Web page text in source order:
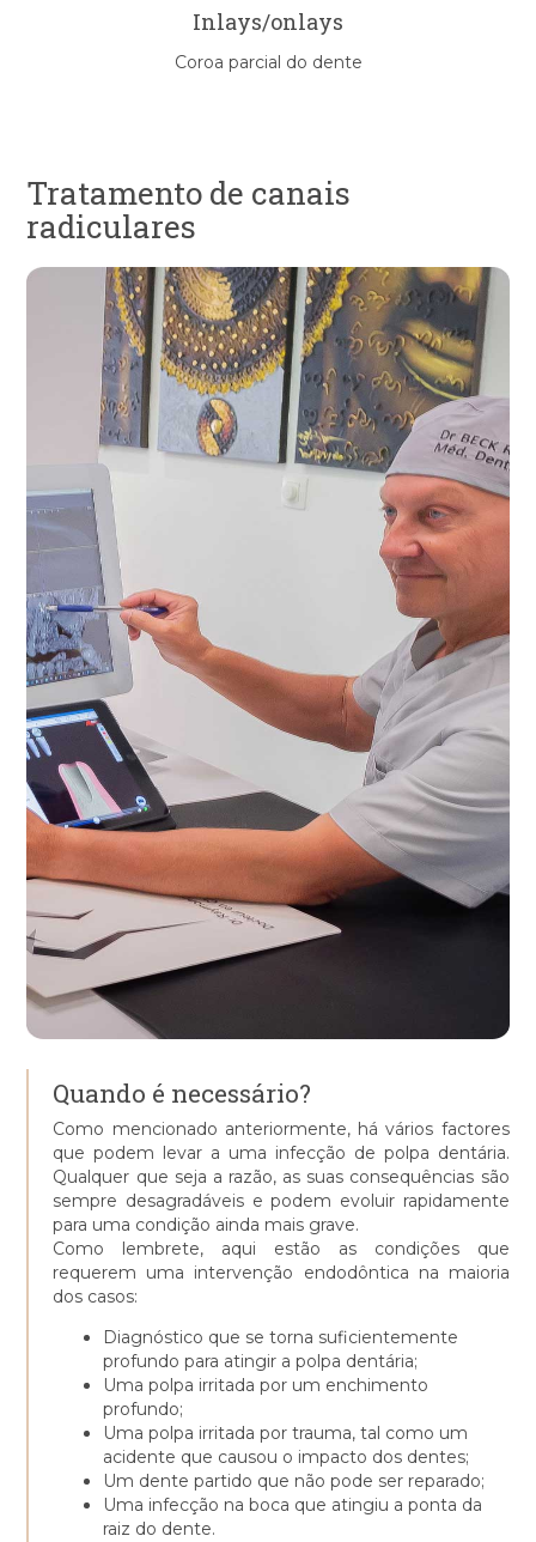
Inlays/onlays
Coroa parcial do dente
Tratamento de canais
radiculares
Quando é necessário?
Como mencionado anteriormente, há vários factores
que podem levar a uma infecção de polpa dentária.
Qualquer que seja a razão, as suas consequências são
sempre desagradáveis e podem evoluir rapidamente
para uma condição ainda mais grave.
Como lembrete, aqui estão as condições que
requerem uma intervenção endodôntica na maioria
dos casos:
Diagnóstico que se torna suficientemente
profundo para atingir a polpa dentária;
Uma polpa irritada por um enchimento
profundo;
Uma polpa irritada por trauma, tal como um
acidente que causou o impacto dos dentes;
Um dente partido que não pode ser reparado;
Uma infecção na boca que atingiu a ponta da
raiz do dente.